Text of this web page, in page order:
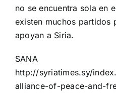
no se encuentra sola en
existen muchos partidos
apoyan a Siria.
SANA
http://syriatimes.sy/
alliance-of-peace-and-